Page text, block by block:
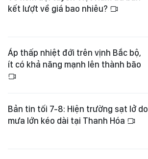
kết lượt về giá bao nhiêu?
Áp thấp nhiệt đới trên vịnh Bắc bộ,
ít có khả năng mạnh lên thành bão
Bản tin tối 7-8: Hiện trường sạt lở do
mưa lớn kéo dài tại Thanh Hóa